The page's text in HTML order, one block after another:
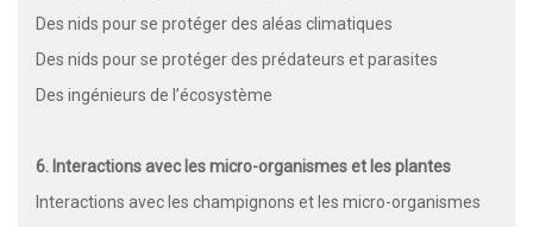
Des nids pour se protéger des aléas climatiques
Des nids pour se protéger des prédateurs et parasites
Des ingénieurs de l’écosystème
6. Interactions avec les micro-organismes et les plantes
Interactions avec les champignons et les micro-organismes